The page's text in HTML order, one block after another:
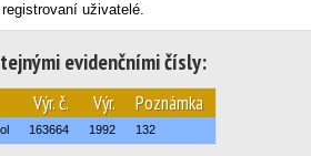
uživatelé.
evidenčními čísly:
Výr. č. Výr. Poznámka
163664 1992 132